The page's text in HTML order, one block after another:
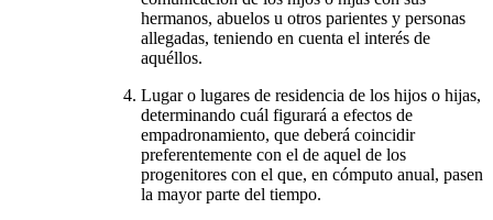
hermanos, abuelos u otros parientes y personas
allegadas, teniendo en cuenta el interés de
aquéllos.
Lugar o lugares de residencia de los hijos o hijas,
determinando cuál figurará a efectos de
empadronamiento, que deberá coincidir
preferentemente con el de aquel de los
progenitores con el que, en cómputo anual, pasen
la mayor parte del tiempo.